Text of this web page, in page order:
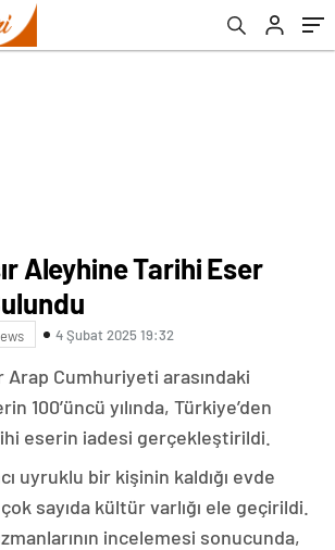
Aleyhine Tarihi Eser
4 Şubat 2025 19:32
Arap Cumhuriyeti arasındaki
100’üncü yılında, Türkiye’den
eserin iadesi gerçekleştirildi.
uyruklu bir kişinin kaldığı evde
sayıda kültür varlığı ele geçirildi.
incelemesi sonucunda,